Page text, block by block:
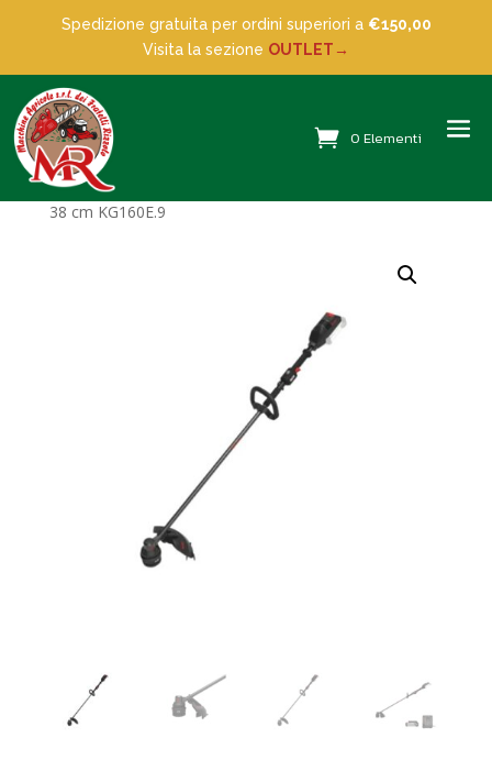
Spedizione gratuita per ordini superiori a €150,00
Visita la sezione OUTLET→
0 Elementi
Home/Decespugliatori
38 cm KG160E.9